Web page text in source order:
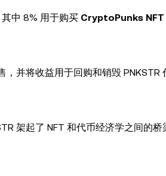
中 8% 用于购买 CryptoPunks NFT
并将收益用于回购和销毁 PNKSTR
架起了 NFT 和代币经济学之间的